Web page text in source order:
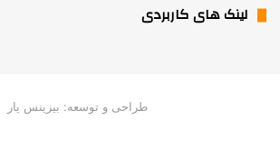
لینک های کاربردی
طراحی و توسعه: بیزینس یار